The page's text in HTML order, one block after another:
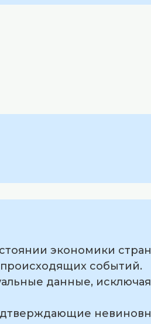
экономики
событий.
данные, исключая